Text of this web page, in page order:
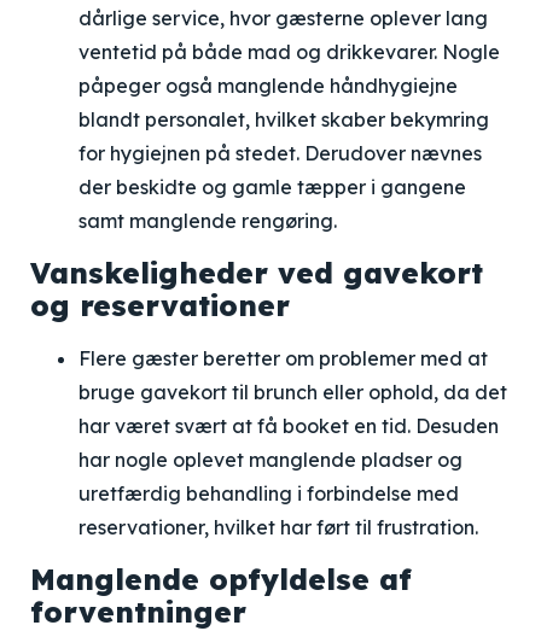
dårlige service, hvor gæsterne oplever lang
ventetid på både mad og drikkevarer. Nogle
påpeger også manglende håndhygiejne
blandt personalet, hvilket skaber bekymring
for hygiejnen på stedet. Derudover nævnes
der beskidte og gamle tæpper i gangene
samt manglende rengøring.
Vanskeligheder ved gavekort
og reservationer
Flere gæster beretter om problemer med at
bruge gavekort til brunch eller ophold, da det
har været svært at få booket en tid. Desuden
har nogle oplevet manglende pladser og
uretfærdig behandling i forbindelse med
reservationer, hvilket har ført til frustration.
Manglende opfyldelse af
forventninger